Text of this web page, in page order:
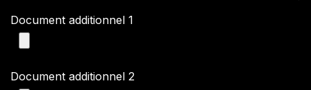
Document additionnel 1
Document additionnel 2